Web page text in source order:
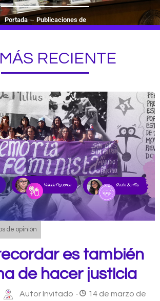
Portada Publicaciones de
RECIENTE
de opinión
es también
de hacer justicia
Autor Invitado -
14 de marzo de